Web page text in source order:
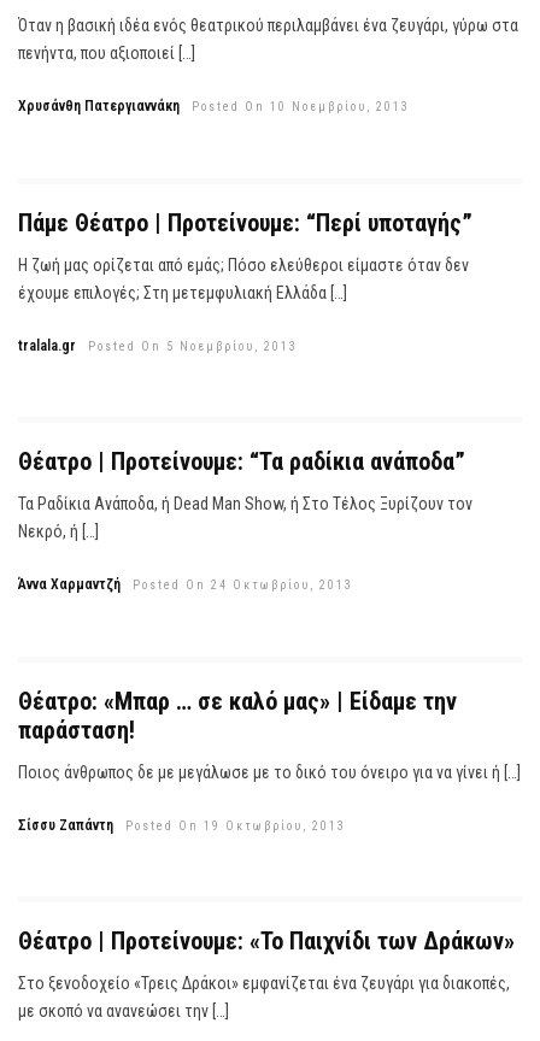
Όταν η βασική ιδέα ενός θεατρικού περιλαμβάνει ένα ζευγάρι, γύρω στα
πενήντα, που αξιοποιεί […]
Χρυσάνθη Πατεργιαννάκη Posted On 10 Νοεμβρίου, 2013
Πάμε Θέατρο | Προτείνουμε: “Περί υποταγής”
Η ζωή μας ορίζεται από εμάς; Πόσο ελεύθεροι είμαστε όταν δεν
έχουμε επιλογές; Στη μετεμφυλιακή Ελλάδα […]
tralala.gr Posted On 5 Νοεμβρίου, 2013
Θέατρο | Προτείνουμε: “Τα ραδίκια ανάποδα”
Τα Ραδίκια Ανάποδα, ή Dead Man Show, ή Στο Τέλος Ξυρίζουν τον
Νεκρό, ή […]
Άννα Χαρμαντζή Posted On 24 Οκτωβρίου, 2013
Θέατρο: «Μπαρ … σε καλό μας» | Είδαμε την
παράσταση!
Ποιος άνθρωπος δε με μεγάλωσε με το δικό του όνειρο για να γίνει ή […]
Σίσσυ Ζαπάντη Posted On 19 Οκτωβρίου, 2013
Θέατρο | Προτείνουμε: «Το Παιχνίδι των Δράκων»
Στο ξενοδοχείο «Τρεις Δράκοι» εμφανίζεται ένα ζευγάρι για διακοπές,
με σκοπό να ανανεώσει την […]